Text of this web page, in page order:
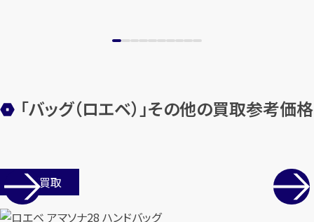
「バッグ（ロエベ）」その他の買取参考価格
店舗買取